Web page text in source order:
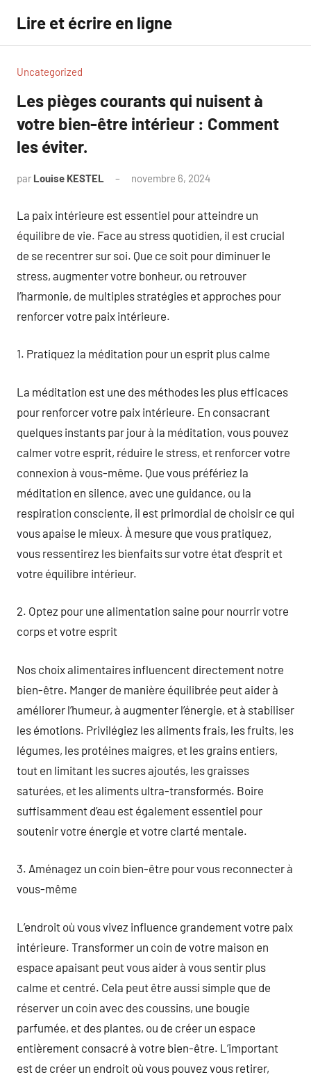
contenu
Lire et écrire en ligne
Uncategorized
Les pièges courants qui nuisent à
votre bien-être intérieur : Comment
les éviter.
par Louise KESTEL novembre 6, 2024
La paix intérieure est essentiel pour atteindre un
équilibre de vie. Face au stress quotidien, il est crucial
de se recentrer sur soi. Que ce soit pour diminuer le
stress, augmenter votre bonheur, ou retrouver
l’harmonie, de multiples stratégies et approches pour
renforcer votre paix intérieure.
1. Pratiquez la méditation pour un esprit plus calme
La méditation est une des méthodes les plus efficaces
pour renforcer votre paix intérieure. En consacrant
quelques instants par jour à la méditation, vous pouvez
calmer votre esprit, réduire le stress, et renforcer votre
connexion à vous-même. Que vous préfériez la
méditation en silence, avec une guidance, ou la
respiration consciente, il est primordial de choisir ce qui
vous apaise le mieux. À mesure que vous pratiquez,
vous ressentirez les bienfaits sur votre état d’esprit et
votre équilibre intérieur.
2. Optez pour une alimentation saine pour nourrir votre
corps et votre esprit
Nos choix alimentaires influencent directement notre
bien-être. Manger de manière équilibrée peut aider à
améliorer l’humeur, à augmenter l’énergie, et à stabiliser
les émotions. Privilégiez les aliments frais, les fruits, les
légumes, les protéines maigres, et les grains entiers,
tout en limitant les sucres ajoutés, les graisses
saturées, et les aliments ultra-transformés. Boire
suffisamment d’eau est également essentiel pour
soutenir votre énergie et votre clarté mentale.
3. Aménagez un coin bien-être pour vous reconnecter à
vous-même
L’endroit où vous vivez influence grandement votre paix
intérieure. Transformer un coin de votre maison en
espace apaisant peut vous aider à vous sentir plus
calme et centré. Cela peut être aussi simple que de
réserver un coin avec des coussins, une bougie
parfumée, et des plantes, ou de créer un espace
entièrement consacré à votre bien-être. L’important
est de créer un endroit où vous pouvez vous retirer,